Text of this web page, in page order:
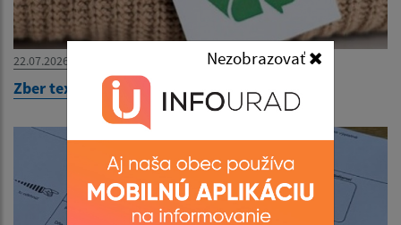
Nezobrazovať
22.07.2026
Zber textilu